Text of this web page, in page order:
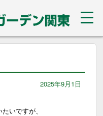
2025年9月1日
いですが、